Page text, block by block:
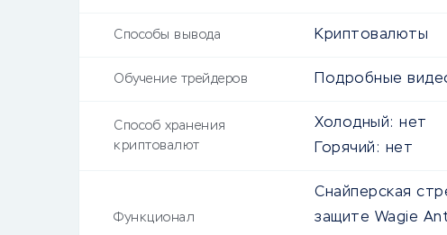
Способы вывода Криптовалюты
Обучение трейдеров Подробные
Способ хранения
криптовалют
Холодный: нет
Горячий: нет
Функционал
Снайперская
защите Wagie